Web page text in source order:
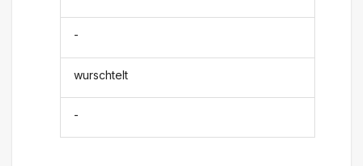
-
wurschtelt
-